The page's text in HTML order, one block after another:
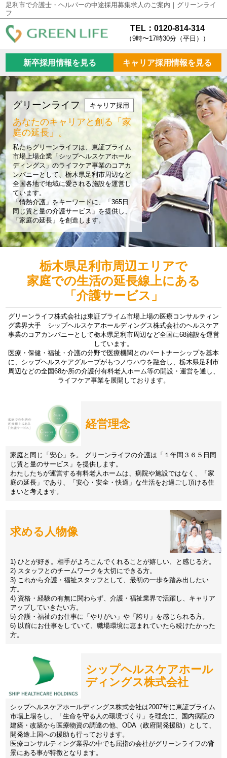
足利市で介護士・ヘルパーの中途採用募集求人のご案内｜グリーンライ
フ
TEL：0120-814-314
（9時〜17時30分（平日））
新卒採用情報を見る キャリア採用情報を見る
グリーンライフ キャリア採用
あなたのキャリアと創る「家
庭の延長」。
私たちグリーンライフは、東証プライム
市場上場企業「シップヘルスケアホール
ディングス」のライフケア事業のコアカ
ンパニーとして、栃木県足利市周辺など
全国各地で地域に愛される施設を運営し
ています。
「情熱介護」をキーワードに、「365日
同じ質と量の介護サービス」を提供し、
「家庭の延長」を創造します。
栃木県足利市周辺エリアで
家庭での生活の延長線上にある
「介護サービス」
グリーンライフ株式会社は東証プライム市場上場の医療コンサルティン
グ業界大手 シップヘルスケアホールディングス株式会社のヘルスケア
事業のコアカンパニーとして栃木県足利市周辺など全国に68施設を運営
しています。
医療・保健・福祉・介護の分野で医療機関とのパートナーシップを基本
に、シップヘルスケアグループがもつノウハウを融合し、栃木県足利市
周辺などの全国68か所の介護付有料老人ホーム等の開設・運営を通し、
ライフケア事業を展開しております。
経営理念
家庭と同じ「安心」を。 グリーンライフの介護は「１年間３６５日同
じ質と量のサービス」を提供します。
わたしたちが運営する有料老人ホームは、病院や施設ではなく、「家
庭の延長」であり、「安心・安全・快適」な生活をお過ごし頂ける住
まいと考えます。
求める人物像
1) ひとが好き。相手がよろこんでくれることが嬉しい、と感じる方。
2) スタッフとのチームワークを大切にできる方。
3) これから介護・福祉スタッフとして、最初の一歩を踏み出したい
方。
4) 資格・経験の有無に関わらず、介護・福祉業界で活躍し、キャリア
アップしていきたい方。
5) 介護・福祉のお仕事に「やりがい」や「誇り」を感じられる方。
6) 以前にお仕事をしていて、職場環境に恵まれていたら続けたかった
方。
シップヘルスケアホール
ディングス株式会社
シップヘルスケアホールディングス株式会社は2007年に東証プライム
市場上場をし、「生命を守る人の環境づくり」を理念に、国内病院の
建築・改築から医療物資の調達の他、ODA（政府開発援助）として、
開発途上国への援助も行っております。
医療コンサルティング業界の中でも屈指の会社がグリーンライフの背
景にある事が特徴となります。